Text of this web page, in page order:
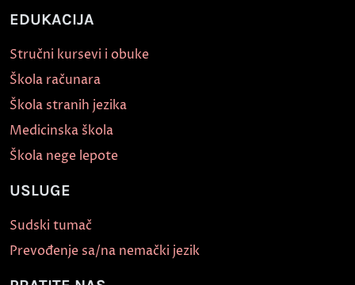
EDUKACIJA
Stručni kursevi i obuke
Škola računara
Škola stranih jezika
Medicinska škola
Škola nege lepote
USLUGE
Sudski tumač
Prevođenje sa/na nemački jezik